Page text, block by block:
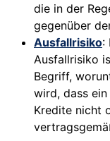
die in der
gegenüber
Ausfallrisiko:
Ausfallrisiko
Begriff,
wird, dass
Kredite nicht